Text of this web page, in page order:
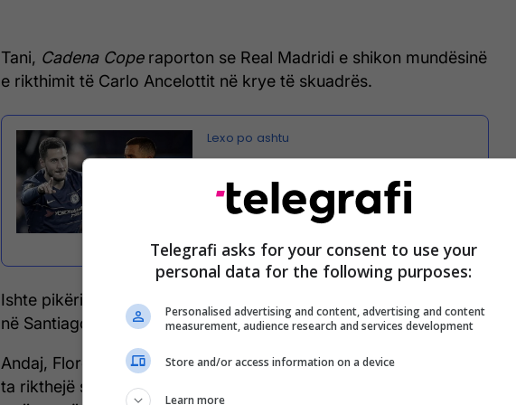
Tani, Cadena Coperaporton se Real Madridi e shikon mundësinë
e rikthimit të Carlo Ancelottit në krye të skuadrës.
Hazard u ka konfirmuar
bashkëlojtarëve se dëshiron të
rikthehet te Chelsea
Ishte pikërisht italiani që e rikthye trofeun e Ligës së Kampionëve
në Santiago Bernabeu, pas afro dhjetë vitesh.
Andaj, Florentino Perez beson se trajneri aktual i Evertonit mund
ta rikthejë sërish trofeun në Madrid, mirëpo fillimisht duhet të
Telegrafi asks for your consent to use your
personal data for the following purposes:
Personalised advertising and content, advertising and content
measurement, audience research and services development
Store and/or access information on a device
Learn more